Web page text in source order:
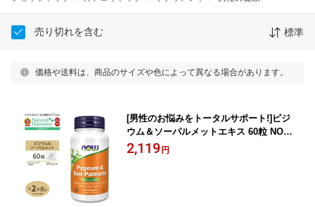
売り切れを含む 標準
価格や送料は、商品のサイズや色によって異なる場合があります。
[男性のお悩みをトータルサポート!]ピジ
ウム＆ソーパルメットエキス 60粒 NOW
Foods(ナウフーズ) Pygeum & Saw Pal
metto Extract 60softgels ソフトジェル
2,119円